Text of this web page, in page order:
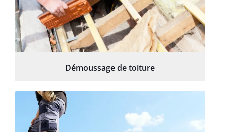
Démoussage de toiture